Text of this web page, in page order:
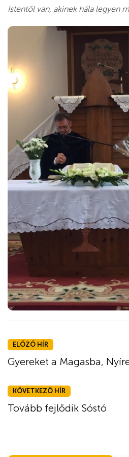
Istentől van, akinek hála legyen
ELŐZŐ HÍR
Gyereket a Magasba,
KÖVETKEZŐ HÍR
Tovább fejlődik Sóstó